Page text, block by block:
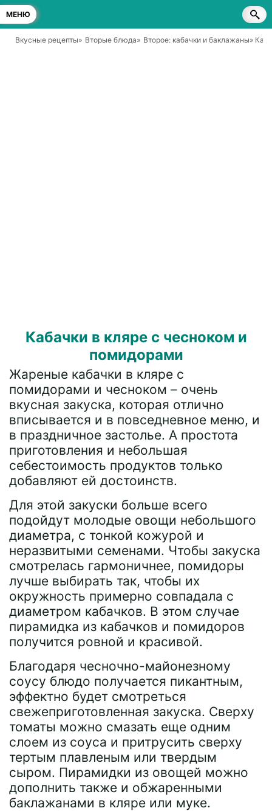
МЕНЮ
Вкусные рецепты» Вторые блюда» Второе: кабачки и баклажаны»
Кабачки в кляре с чесноком и
помидорами
Жареные кабачки в кляре с
помидорами и чесноком – очень
вкусная закуска, которая отлично
вписывается и в повседневное меню, и
в праздничное застолье. А простота
приготовления и небольшая
себестоимость продуктов только
добавляют ей достоинств.
Для этой закуски больше всего
подойдут молодые овощи небольшого
диаметра, с тонкой кожурой и
неразвитыми семенами. Чтобы закуска
смотрелась гармоничнее, помидоры
лучше выбирать так, чтобы их
окружность примерно совпадала с
диаметром кабачков. В этом случае
пирамидка из кабачков и помидоров
получится ровной и красивой.
Благодаря чесночно-майонезному
соусу блюдо получается пикантным,
эффектно будет смотреться
свежеприготовленная закуска. Сверху
томаты можно смазать еще одним
слоем из соуса и притрусить сверху
тертым плавленым или твердым
сыром. Пирамидки из овощей можно
дополнить также и обжаренными
баклажанами в кляре или муке.